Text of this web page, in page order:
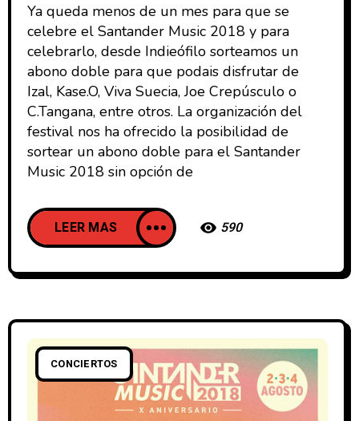
Ya queda menos de un mes para que se
celebre el Santander Music 2018 y para
celebrarlo, desde Indieófilo sorteamos un
abono doble para que podais disfrutar de
Izal, Kase.O, Viva Suecia, Joe Crepúsculo o
C.Tangana, entre otros. La organización del
festival nos ha ofrecido la posibilidad de
sortear un abono doble para el Santander
Music 2018 sin opción de
LEER MAS 590
CONCIERTOS